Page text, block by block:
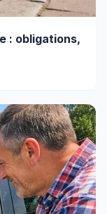
: obligations,